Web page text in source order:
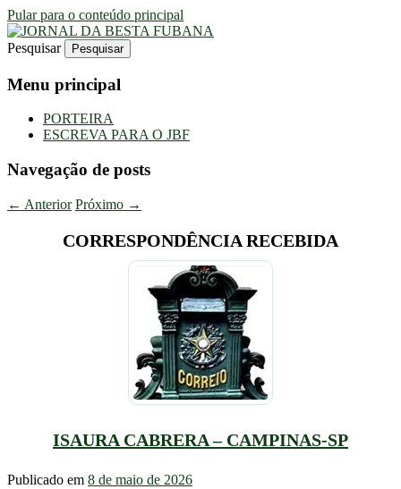
Pular para o conteúdo principal
JORNAL DA BESTA FUBANA
Uma Gazeta Escrota
Pesquisar
Menu principal
PORTEIRA
ESCREVA PARA O JBF
Navegação de posts
← Anterior Próximo →
CORRESPONDÊNCIA RECEBIDA
ISAURA CABRERA – CAMPINAS-SP
Publicado em 8 de maio de 2026